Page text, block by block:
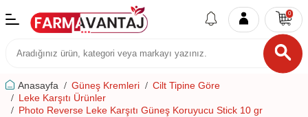
0
Anasayfa Güneş Kremleri
Cilt Tipine Göre
Leke Karşıtı Ürünler
Photo Reverse Leke Karşıtı Güneş Koruyucu Stick 10 gr